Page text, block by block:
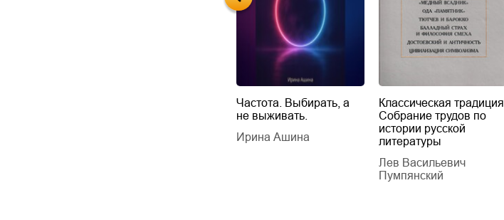
Частота. Выбирать, а
не выживать.
Ирина Ашина
Классическая традиция.
Собрание трудов по
истории русской
литературы
Лев Васильевич
Пумпянский